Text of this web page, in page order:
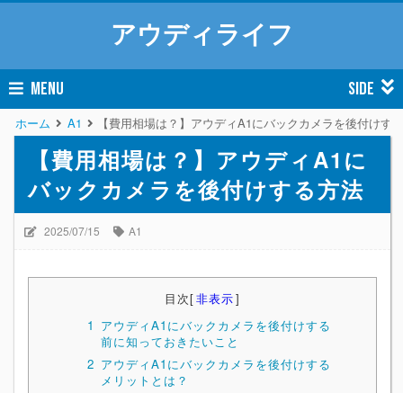
アウディライフ
MENU SIDE
ホーム A1 【費用相場は？】アウディA1にバックカメラを後付けす
【費用相場は？】アウディA1に
バックカメラを後付けする方法
2025/07/15 A1
目次[非表示]
1 アウディA1にバックカメラを後付けする
前に知っておきたいこと
2 アウディA1にバックカメラを後付けする
メリットとは？